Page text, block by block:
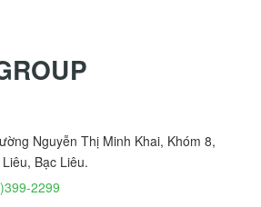
Nguyễn Thị Minh Khai, Khóm 8,
Bạc Liêu.
2299